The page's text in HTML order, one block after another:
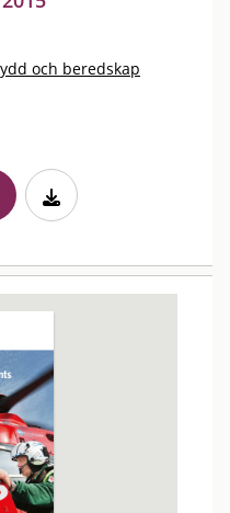
och beredskap